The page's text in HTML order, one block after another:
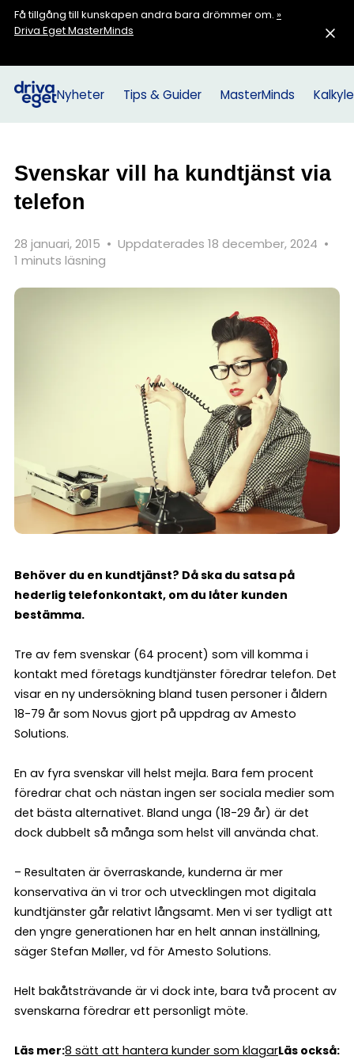
Få tillgång till kunskapen andra bara drömmer om. »
Driva Eget MasterMinds
Nyheter Tips & Guider MasterMinds
Svenskar vill ha kundtjänst via
telefon
28 januari, 2015 • Uppdaterades 18 december, 2024 •
1 minuts läsning
Behöver du en kundtjänst? Då ska du satsa på
hederlig telefonkontakt, om du låter kunden
bestämma.
Tre av fem svenskar (64 procent) som vill komma i
kontakt med företags kundtjänster föredrar telefon. Det
visar en ny undersökning bland tusen personer i åldern
18-79 år som Novus gjort på uppdrag av Amesto
Solutions.
En av fyra svenskar vill helst mejla. Bara fem procent
föredrar chat och nästan ingen ser sociala medier som
det bästa alternativet. Bland unga (18-29 år) är det
dock dubbelt så många som helst vill använda chat.
– Resultaten är överraskande, kunderna är mer
konservativa än vi tror och utvecklingen mot digitala
kundtjänster går relativt långsamt. Men vi ser tydligt att
den yngre generationen har en helt annan inställning,
säger Stefan Møller, vd för Amesto Solutions.
Helt bakåtsträvande är vi dock inte, bara två procent av
svenskarna föredrar ett personligt möte.
Läs mer:8 sätt att hantera kunder som klagarLäs också: